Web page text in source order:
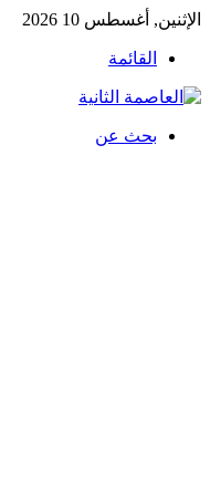
الإثنين, أغسطس 10 2026
القائمة
بحث عن